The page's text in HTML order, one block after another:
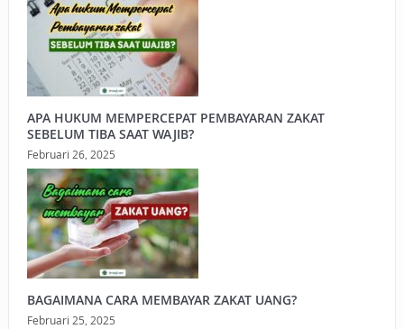
APA HUKUM MEMPERCEPAT PEMBAYARAN ZAKAT
SEBELUM TIBA SAAT WAJIB?
Februari 26, 2025
BAGAIMANA CARA MEMBAYAR ZAKAT UANG?
Februari 25, 2025